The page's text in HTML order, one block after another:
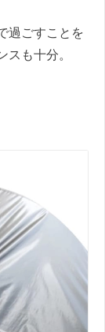
過ごすことを
も十分。